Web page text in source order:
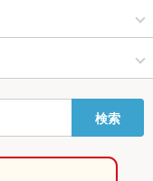
レバー
検索